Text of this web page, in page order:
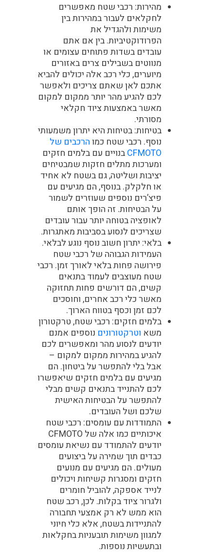
מהירות: רכבי שטח מאפשרים
לחקלאים לעבור במהירות בין
משימות ולהגדיל את
הפרודוקטיביות. בין אם אתם
עובדים בשדות פתוחים עצומים או
מנווטים בשבילים צרים באזורים
מיוערים, כלי רכב אלה יכולים להביא
אתכם לאן שאתם צריכים ולאפשר
לכם להגיע מהר יותר ממקום למקום
מאשר באמצעות ציוד חקלאי
מסורתי.
בטיחות: בטיחות היא יתרון משמעותי
נוסף. רכבי שטח כמוהרכבים של
CFMOTOבנויים עם בלמים חזקים
ומערכות מתלים חזקות שמבטיחים
יציבות ושליטה, גם בשטח לא אחיד
או חלקלק. בנוסף, הם מגיעים עם
פיצ’רים נוספים שעוזרים לשמור
על הבטיחות. זה הופך אותם
לאופציה בטוחה יותר עבור עובדים
שצריכים לנסוע בסביבות מאתגרות.
בלאי: יתרון חשוב נוסף נוגע לבלאי.
העמידות הגבוהה של רכבי שטח
פירושה פחות בלאי לאורך זמן. רכבי
שטח מעוצבים לעמוד בתנאים
קשים, הם דורשים פחות תחזוקה
מאשר כלי רכב אחרים, וחוסכים
לכם זמן וכסף בטווח הארוך.
בלמים חזקים: רכבי שטח, טרקטורון
משא וטרקטורונים נוספים אמנם
יודעים לנסוע מהר ומאפשרים לכם
להגיע במהירות ממקום למקום –
אבל בלי להתפשר על ביטחון. הם
מגיעים עם בלמים חזקים שיאפשרו
לכם להתנייד בתנאים קשים מבלי
להתפשר על הבטיחות האישית
שלכם ושל העובדים.
התמודדות עם עומסים: רכבי שטח
איכותיים כמו אלה של CFMOTO
יודעים להתמודד עם נשיאת עומסים
כבדים תוך שמירה על ביצועים
מעולים. הם מגיעים עם מנועים
חזקים ומסגרות קשיחות ויכולים
לנייד אספקה, להוביל חומרים
ולגרור ציוד בקלות. לכן, רכב שטח
הוא ממש לא רק אמצעי תחבורה
להתניידות בשטח, אלא כלי חיוני
למגוון משימות תובעניות בחקלאות
ובתעשיות נוספות.